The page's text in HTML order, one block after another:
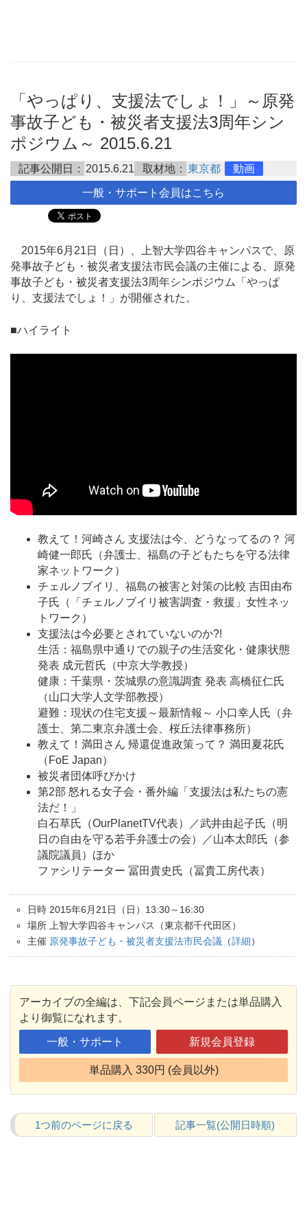
「やっぱり、支援法でしょ！」～原発
事故子ども・被災者支援法3周年シン
ポジウム～ 2015.6.21
記事公開日： 2015.6.21 取材地： 東京都 動画
一般・サポート会員はこちら
2015年6月21日（日）、上智大学四谷キャンパスで、原
発事故子ども・被災者支援法市民会議の主催による、原発
事故子ども・被災者支援法3周年シンポジウム「やっぱ
り、支援法でしょ！」が開催された。
■ハイライト
教えて！河崎さん 支援法は今、どうなってるの？ 河
崎健一郎氏（弁護士、福島の子どもたちを守る法律
家ネットワーク）
チェルノブイリ、福島の被害と対策の比較 吉田由布
子氏（「チェルノブイリ被害調査・救援」女性ネッ
トワーク）
支援法は今必要とされていないのか?!
生活：福島県中通りでの親子の生活変化・健康状態
発表 成元哲氏（中京大学教授）
健康：千葉県・茨城県の意識調査 発表 高橋征仁氏
（山口大学人文学部教授）
避難：現状の住宅支援～最新情報～ 小口幸人氏（弁
護士、第二東京弁護士会、桜丘法律事務所）
教えて！満田さん 帰還促進政策って？ 満田夏花氏
（FoE Japan）
被災者団体呼びかけ
第2部 怒れる女子会・番外編「支援法は私たちの憲
法だ！」
白石草氏（OurPlanetTV代表）／武井由起子氏（明
日の自由を守る若手弁護士の会）／山本太郎氏（参
議院議員）ほか
ファシリテーター 冨田貴史氏（冨貴工房代表）
日時 2015年6月21日（日）13:30～16:30
場所 上智大学四谷キャンパス（東京都千代田区）
主催 原発事故子ども・被災者支援法市民会議 （詳細）
アーカイブの全編は、下記会員ページまたは単品購入
より御覧になれます。
一般・サポート 新規会員登録
単品購入 330円 (会員以外)
1つ前のページに戻る 記事一覧(公開日時順)